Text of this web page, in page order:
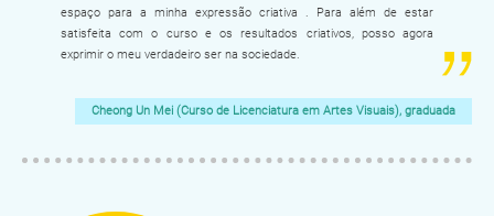
espaço para a minha expressão criativa . Para além de estar
satisfeita com o curso e os resultados criativos, posso agora
exprimir o meu verdadeiro ser na sociedade.
Cheong Un Mei (Curso de Licenciatura em Artes Visuais), graduada